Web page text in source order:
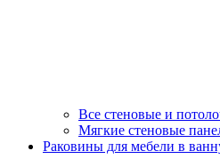
Все стеновые и
Мягкие стеновые
Раковины для мебели в